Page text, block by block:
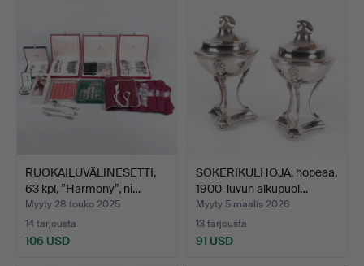
RUOKAILUVÄLINESETTI,
63 kpl, ”Harmony”, ni…
Myyty 28 touko 2025
14 tarjousta
106 USD
SOKERIKULHOJA, hopeaa,
1900-luvun alkupuol…
Myyty 5 maalis 2026
13 tarjousta
91 USD